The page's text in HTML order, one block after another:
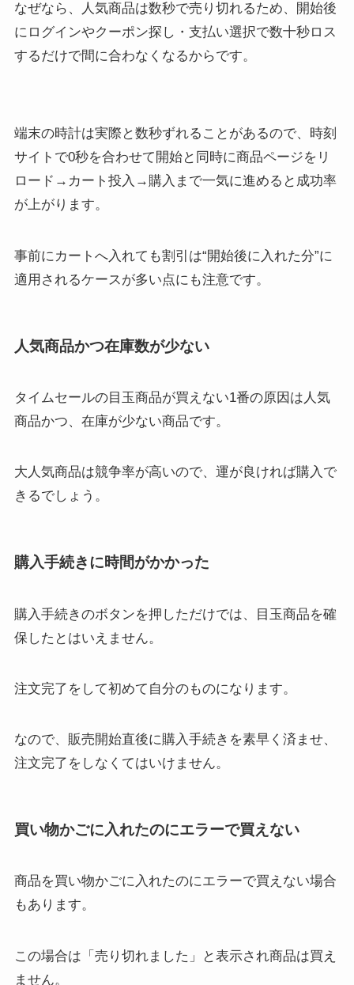
なぜなら、人気商品は数秒で売り切れるため、開始後
にログインやクーポン探し・支払い選択で数十秒ロス
するだけで間に合わなくなるからです。
端末の時計は実際と数秒ずれることがあるので、時刻
サイトで0秒を合わせて開始と同時に商品ページをリ
ロード→カート投入→購入まで一気に進めると成功率
が上がります。
事前にカートへ入れても割引は“開始後に入れた分”に
適用されるケースが多い点にも注意です。
人気商品かつ在庫数が少ない
タイムセールの目玉商品が買えない1番の原因は人気
商品かつ、在庫が少ない商品です。
大人気商品は競争率が高いので、運が良ければ購入で
きるでしょう。
購入手続きに時間がかかった
購入手続きのボタンを押しただけでは、目玉商品を確
保したとはいえません。
注文完了をして初めて自分のものになります。
なので、販売開始直後に購入手続きを素早く済ませ、
注文完了をしなくてはいけません。
買い物かごに入れたのにエラーで買えない
商品を買い物かごに入れたのにエラーで買えない場合
もあります。
この場合は「売り切れました」と表示され商品は買え
ません。